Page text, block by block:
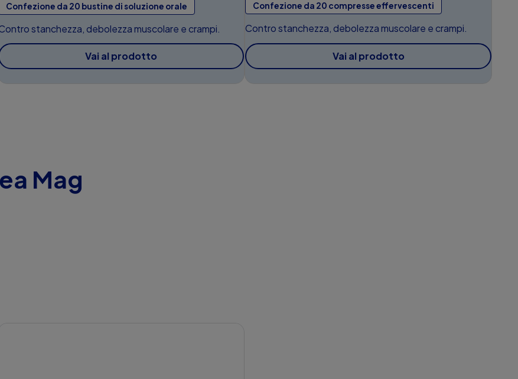
Confezione da 20 bustine di soluzione orale
stanchezza, debolezza muscolare e crampi.
Vai al prodotto
Confezione da 20 compresse effervescenti
Contro stanchezza, debolezza muscolare e crampi.
Vai al prodotto
Mag